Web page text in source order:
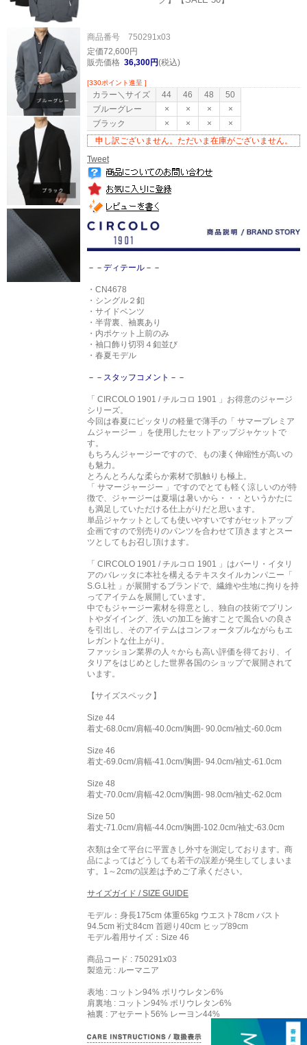
商品番号 750291x03
定価72,600円
販売価格 36,300円(税込)
[330ポイント進呈 ]
カラー＼サイズ 44 46 48
50
ブルーグレー
× × ×
×
ブラック
× × × ×
申し訳ございません。ただいま在庫がございません。
Tweet
－－ディテール－－
・CN4678
・シングル２釦
・サイドベンツ
・半背裏、袖裏あり
・内ポケット上前のみ
・袖口飾り切羽４釦並び
・春夏モデル
－－スタッフコメント－－
「 CIRCOLO 1901 / チルコロ 1901 」お得意のジャージ
シリーズ。
今回は春夏にピッタリの軽量で薄手の「 サマープレミア
ムジャージー 」を使用したセットアップジャケットで
す。
もちろんジャージーですので、もの凄く伸縮性が高いの
も魅力。
とろんとろんな柔らか素材で肌触りも極上。
「 サマージャージー 」ですのでとても軽く涼しいのが特
徴で、ジャージーは夏場は暑いから・・・というかたに
も満足していただける仕上がりだと思います。
単品ジャケットとしても使いやすいですがセットアップ
企画ですので別売りのパンツを合わせて頂きますとスー
ツとしてもお召し頂けます。
「 CIRCOLO 1901 / チルコロ 1901 」はバーリ・イタリ
アのバレッタに本社を構えるテキスタイルカンパニー「
S.G.L社 」が展開するブランドで、繊維や生地に拘りを持
ってアイテムを展開しています。
中でもジャージー素材を得意とし、独自の技術でプリン
トやダイイング、洗いの加工を施すことで風合いの良さ
を引出し、そのアイテムはコンフォータブルながらもエ
レガントな仕上がり。
ファッション業界の人々からも高い評価を得ており、イ
タリアをはじめとした世界各国のショップで展開されて
います。
【サイズスペック】
Size 44
着丈-68.0cm/肩幅-40.0cm/胸囲- 90.0cm/袖丈-60.0cm
Size 46
着丈-69.0cm/肩幅-41.0cm/胸囲- 94.0cm/袖丈-61.0cm
Size 48
着丈-70.0cm/肩幅-42.0cm/胸囲- 98.0cm/袖丈-62.0cm
Size 50
着丈-71.0cm/肩幅-44.0cm/胸囲-102.0cm/袖丈-63.0cm
衣類は全て平台に平置きし外寸を測定しております。商
品によってはどうしても若干の誤差が発生してしまいま
す。1～2cmの誤差は予めご了承ください。
サイズガイド / SIZE GUIDE
モデル：身長175cm 体重65kg ウエスト78cm バスト
94.5cm 裄丈84cm 首廻り40cm ヒップ89cm
モデル着用サイズ： Size 46
商品コード : 750291x03
製造元 : ルーマニア
表地 : コットン94% ポリウレタン6%
肩裏地 : コットン94% ポリウレタン6%
袖裏 : アセテート56% レーヨン44%